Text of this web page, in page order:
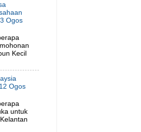
Ogos
Kecil
Ogos
untuk